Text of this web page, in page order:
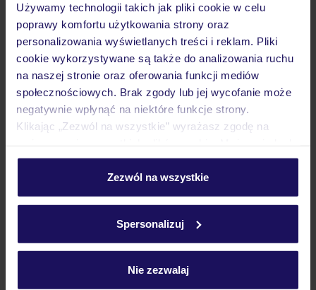
Używamy technologii takich jak pliki cookie w celu
poprawy komfortu użytkowania strony oraz
personalizowania wyświetlanych treści i reklam. Pliki
cookie wykorzystywane są także do analizowania ruchu
na naszej stronie oraz oferowania funkcji mediów
społecznościowych. Brak zgody lub jej wycofanie może
negatywnie wpłynąć na niektóre funkcje strony.
Klikając „Zezwól na wszystkie” wyrażasz zgodę na
personalizować swój wybór wchodząc w zakładkę
Szczegółowe informacje o plikach cookie znajdziesz
Zezwól na wszystkie
Spersonalizuj
Nie zezwalaj
Hotel
Pokoje
Wyżywienie
Ważne informacje